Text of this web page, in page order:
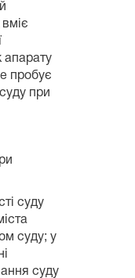
апарату
пробує
при
суду
суду; у
суду